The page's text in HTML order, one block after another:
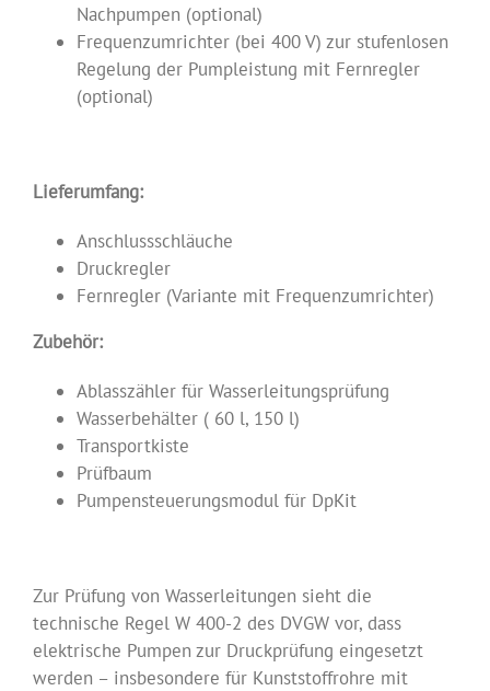
Nachpumpen (optional)
Frequenzumrichter (bei 400 V) zur stufenlosen
Regelung der Pumpleistung mit Fernregler
(optional)
Lieferumfang:
Anschlussschläuche
Druckregler
Fernregler (Variante mit Frequenzumrichter)
Zubehör:
Ablasszähler für Wasserleitungsprüfung
Wasserbehälter ( 60 l, 150 l)
Transportkiste
Prüfbaum
Pumpensteuerungsmodul für DpKit
Zur Prüfung von Wasserleitungen sieht die
technische Regel W 400-2 des DVGW vor, dass
elektrische Pumpen zur Druckprüfung eingesetzt
werden – insbesondere für Kunststoffrohre mit